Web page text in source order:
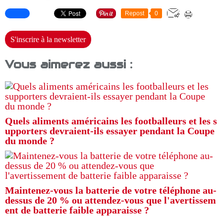
Repost 0
S'inscrire à la newsletter
Vous aimerez aussi :
Quels aliments américains les footballeurs et les s
upporters devraient-ils essayer pendant la Coupe
du monde ?
Maintenez-vous la batterie de votre téléphone au-
dessus de 20 % ou attendez-vous que l'avertissem
ent de batterie faible apparaisse ?